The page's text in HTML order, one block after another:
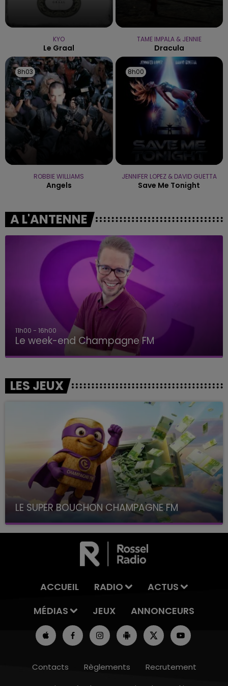
KYO
Le Graal
TAME IMPALA & JENNIE
Dracula
8h03
8h03
ROBBIE WILLIAMS
Angels
8h00
8h00
JENNIFER LOPEZ & DAVID GUETTA
Save Me Tonight
A L'ANTENNE
11h00 - 16h00
Le week-end Champagne FM
LES JEUX
LE SUPER BOUCHON CHAMPAGNE FM
avec La Famille Champagne FM, à 8H10
ACCUEIL RADIO
ACTUS
MÉDIAS
JEUX ANNONCEURS
Contacts Règlements
Recrutement